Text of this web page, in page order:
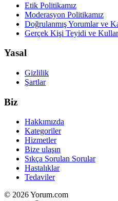
Etik Politikamız
Moderasyon Politikamız
Doğrulanmış Yorumlar ve
Gerçek Kişi Teyidi ve
Yasal
Gizlilik
Şartlar
Biz
Hakkımızda
Kategoriler
Hizmetler
Bize ulaşın
Sıkça Sorulan Sorular
Hastalıklar
Tedaviler
© 2026 Yorum.com